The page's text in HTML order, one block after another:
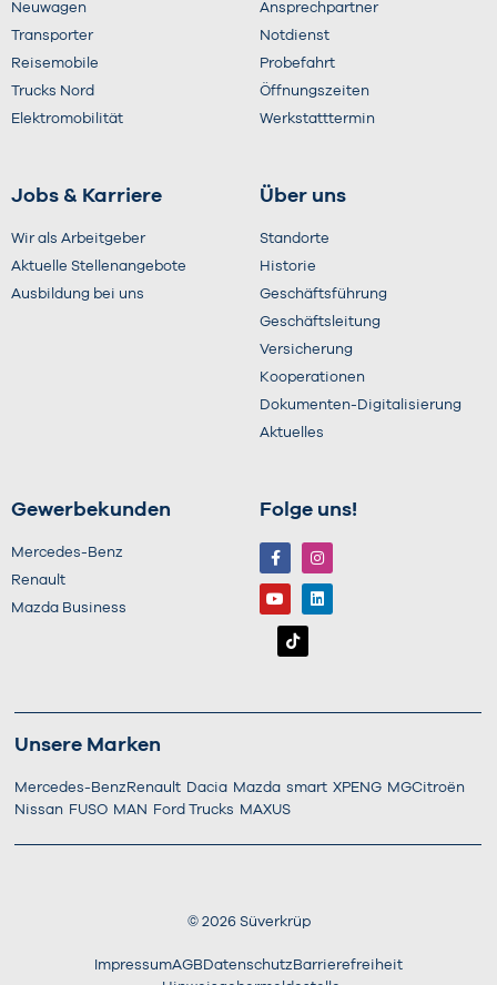
Neuwagen
Transporter
Reisemobile
Trucks Nord
Elektromobilität
Ansprechpartner
Notdienst
Probefahrt
Öffnungszeiten
Werkstatttermin
Jobs & Karriere
Wir als Arbeitgeber
Aktuelle Stellenangebote
Ausbildung bei uns
Über uns
Standorte
Historie
Geschäftsführung
Geschäftsleitung
Versicherung
Kooperationen
Dokumenten-Digitalisierung
Aktuelles
Gewerbekunden
Mercedes-Benz
Renault
Mazda Business
Folge uns!
Unsere Marken
Mercedes-Benz Renault Dacia Mazda smart XPENG MGCitroën
Nissan FUSO MAN Ford Trucks MAXUS
© 2026Süverkrüp
ImpressumAGB Datenschutz Barrierefreiheit